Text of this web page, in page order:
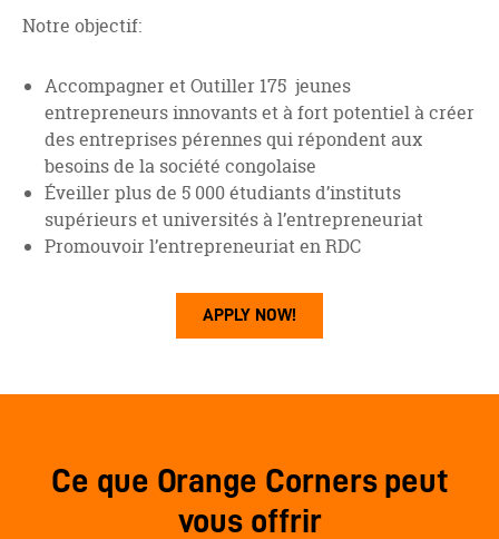
Notre objectif:
Accompagner et Outiller 175 jeunes
entrepreneurs innovants et à fort potentiel à créer
des entreprises pérennes qui répondent aux
besoins de la société congolaise
Éveiller plus de 5 000 étudiants d’instituts
supérieurs et universités à l’entrepreneuriat
Promouvoir l’entrepreneuriat en RDC
APPLY NOW!
Ce que Orange Corners peut
vous offrir